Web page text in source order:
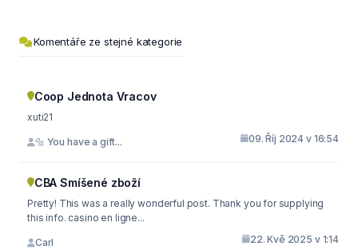
Komentáře ze stejné kategorie
Coop Jednota Vracov
xuti21
🔩 You have a gift... 09. Říj 2024 v 16:54
CBA Smíšené zboží
Pretty! This was a really wonderful post. Thank you for supplying
this info. casino en ligne...
Carl 22. Kvě 2025 v 1:14